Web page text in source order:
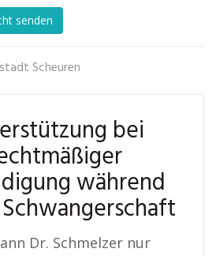
senden
Scheuren
bei
während
Dr. Schmelzer nur